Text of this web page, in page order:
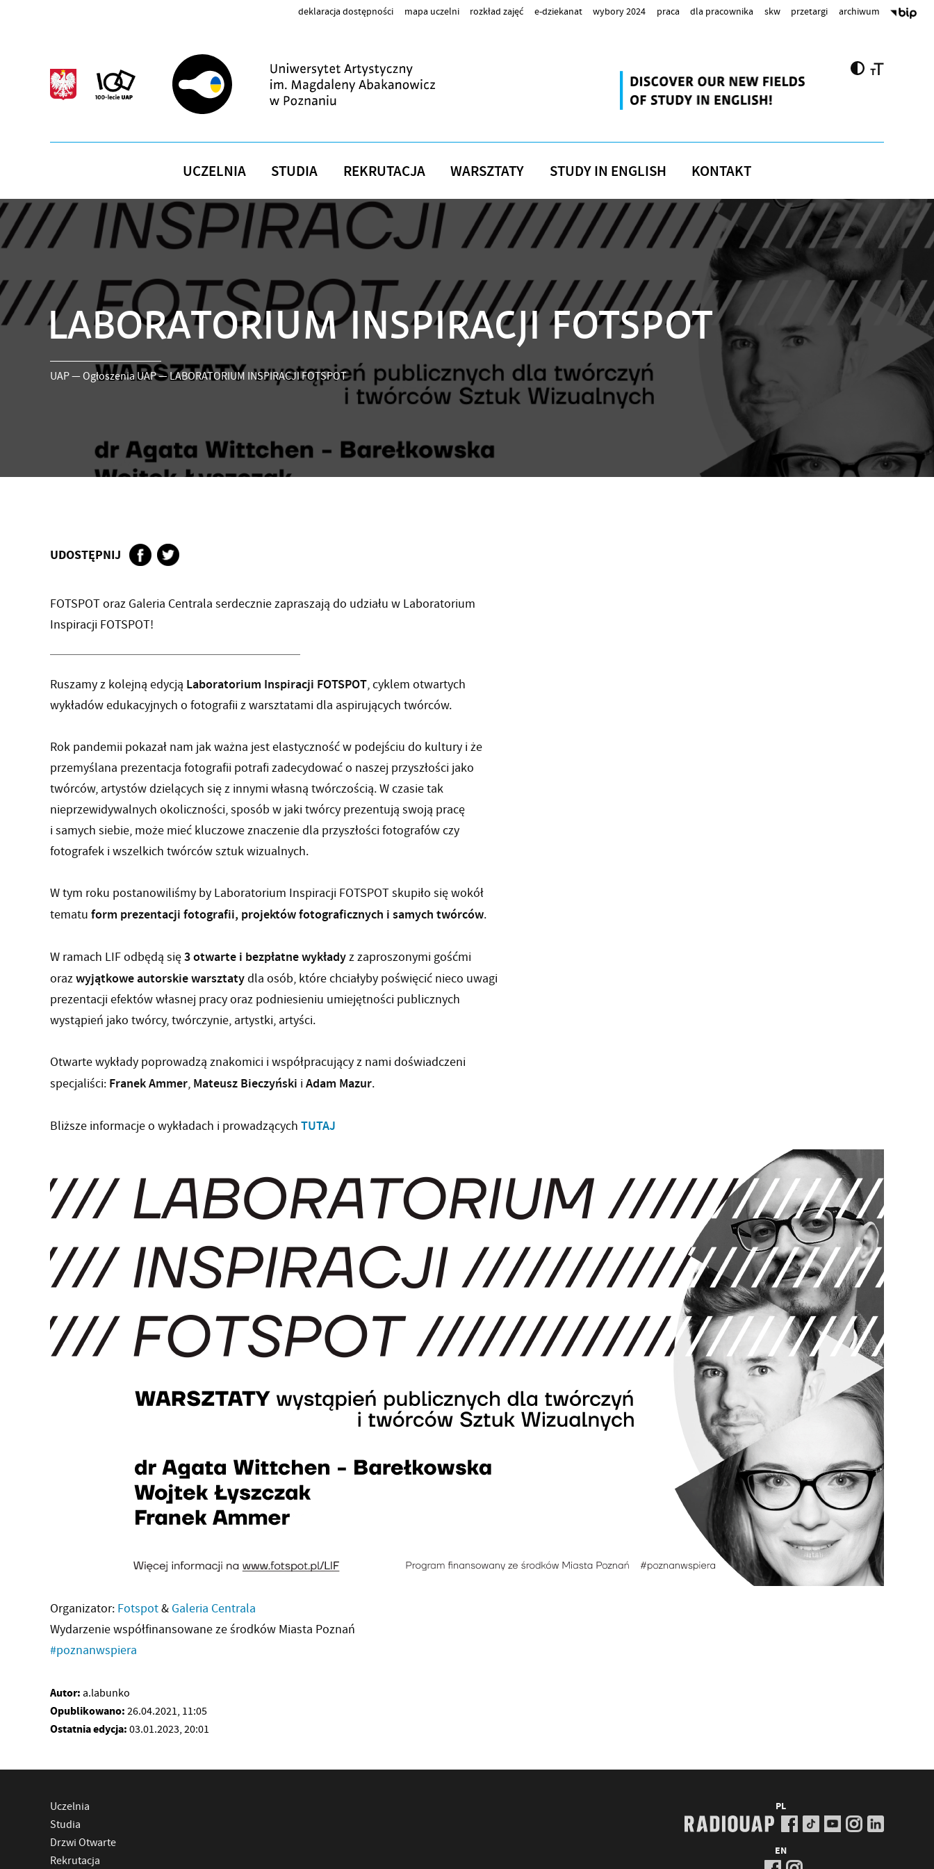
deklaracja dostępności mapa uczelni rozkład zajęć e-dziekanat wybory 2024 praca dla pracownika skw przetargi archiwum
UCZELNIA STUDIA REKRUTACJA WARSZTATY STUDY IN ENGLISH KONTAKT
LABORATORIUM INSPIRACJI FOTSPOT
UAP—Ogłoszenia UAP—LABORATORIUM INSPIRACJI FOTSPOT
UDOSTĘPNIJ
FOTSPOT oraz Galeria Centrala serdecznie zapraszają do udziału w Laboratorium
Inspiracji FOTSPOT!
Ruszamy z kolejną edycją Laboratorium Inspiracji FOTSPOT, cyklem otwartych
wykładów edukacyjnych o fotografii z warsztatami dla aspirujących twórców.
Rok pandemii pokazał nam jak ważna jest elastyczność w podejściu do kultury i że
przemyślana prezentacja fotografii potrafi zadecydować o naszej przyszłości jako
twórców, artystów dzielących się z innymi własną twórczością. W czasie tak
nieprzewidywalnych okoliczności, sposób w jaki twórcy prezentują swoją pracę
i samych siebie, może mieć kluczowe znaczenie dla przyszłości fotografów czy
fotografek i wszelkich twórców sztuk wizualnych.
W tym roku postanowiliśmy by Laboratorium Inspiracji FOTSPOT skupiło się wokół
tematu form prezentacji fotografii, projektów fotograficznych i samych twórców.
W ramach LIF odbędą się3 otwarte i bezpłatne wykładyz zaproszonymi gośćmi
orazwyjątkowe autorskie warsztatydla osób, które chciałyby poświęcić nieco uwagi
prezentacji efektów własnej pracy oraz podniesieniu umiejętności publicznych
wystąpień jako twórcy, twórczynie, artystki, artyści.
Otwarte wykłady poprowadzą znakomici i współpracujący z nami doświadczeni
specjaliści: Franek Ammer, Mateusz Bieczyński iAdam Mazur.
Bliższe informacje o wykładach i prowadzących TUTAJ
Organizator: Fotspot& Galeria Centrala
Wydarzenie współfinansowane ze środków Miasta Poznań
#poznanwspiera
Autor: a.labunko
Opublikowano: 26.04.2021, 11:05
Ostatnia edycja: 03.01.2023, 20:01
Uczelnia
Studia
Drzwi Otwarte
Rekrutacja
PL
EN